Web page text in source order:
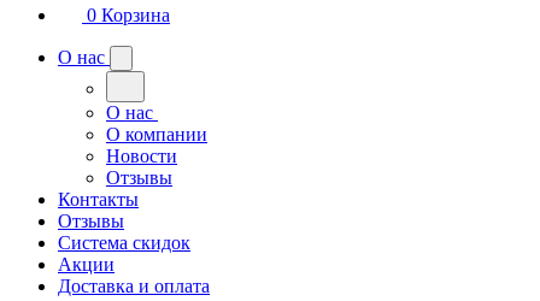
0 Корзина
О нас
О нас
О компании
Новости
Отзывы
Контакты
Отзывы
Система скидок
Акции
Доставка и оплата